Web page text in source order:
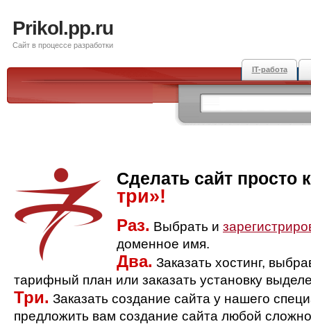
Prikol.pp.ru
Сайт в процессе разработки
IT-работа
Сделать сайт просто
три»!
Раз. Выбрать и
доменное имя.
Два. Заказать хостинг,
тарифный план или заказать установку
Три. Заказать создание сайта у нашего
предложить вам создание сайта любой